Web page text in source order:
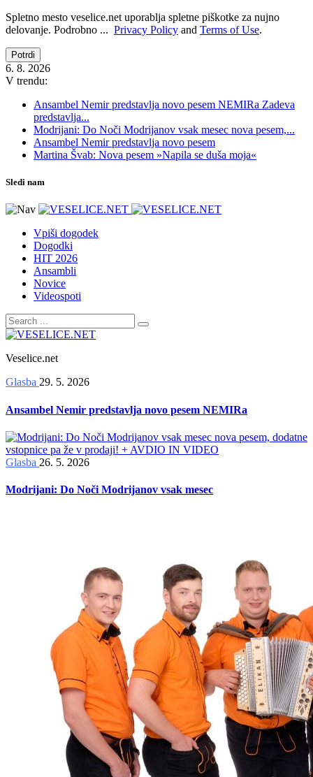
Spletno mesto veselice.net uporablja spletne piškotke za nujno
delovanje. Podrobno ... Privacy Policy and Terms of Use.
Potrdi
6. 8. 2026
V trendu:
Ansambel Nemir predstavlja novo pesem NEMIRa Zadeva
predstavlja...
Modrijani: Do Noči Modrijanov vsak mesec nova pesem,...
Ansambel Nemir predstavlja novo pesem
Martina Švab: Nova pesem »Napila se duša moja«
Sledi nam
Vpiši dogodek
Dogodki
HIT 2026
Ansambli
Novice
Videospoti
Veselice.net
Glasba 29. 5. 2026
Ansambel Nemir predstavlja novo pesem NEMIRa
Glasba 26. 5. 2026
Modrijani: Do Noči Modrijanov vsak mesec